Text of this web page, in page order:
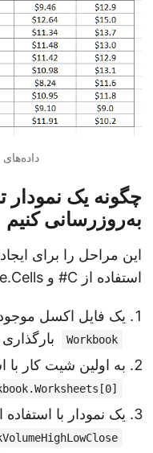
داده‌های
چگونه یک نمودار
به‌روزرسانی کنیم
این مراحل را برای
استفاده از C# و Aspose.Cells برای .NET دنبال کنید:
یک فایل اکسل موجود
Workbook
بارگذاری
به اولین شیت کار با
یک نمودار با استفاده از